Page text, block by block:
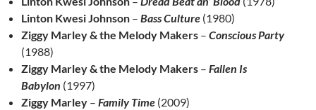
Linton Kwesi Johnson – Bass Culture (1980)
Ziggy Marley & the Melody Makers – Conscious Party
(1988)
Ziggy Marley & the Melody Makers – Fallen Is
Babylon (1997)
Ziggy Marley – Family Time (2009)